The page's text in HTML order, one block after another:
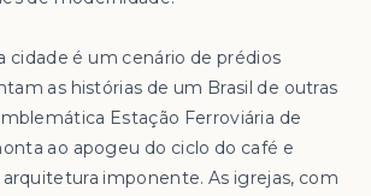
cidade é um cenário de prédios
as histórias de um Brasil de outras
Estação Ferroviária de
ao apogeu do ciclo do café e
imponente. As igrejas, com